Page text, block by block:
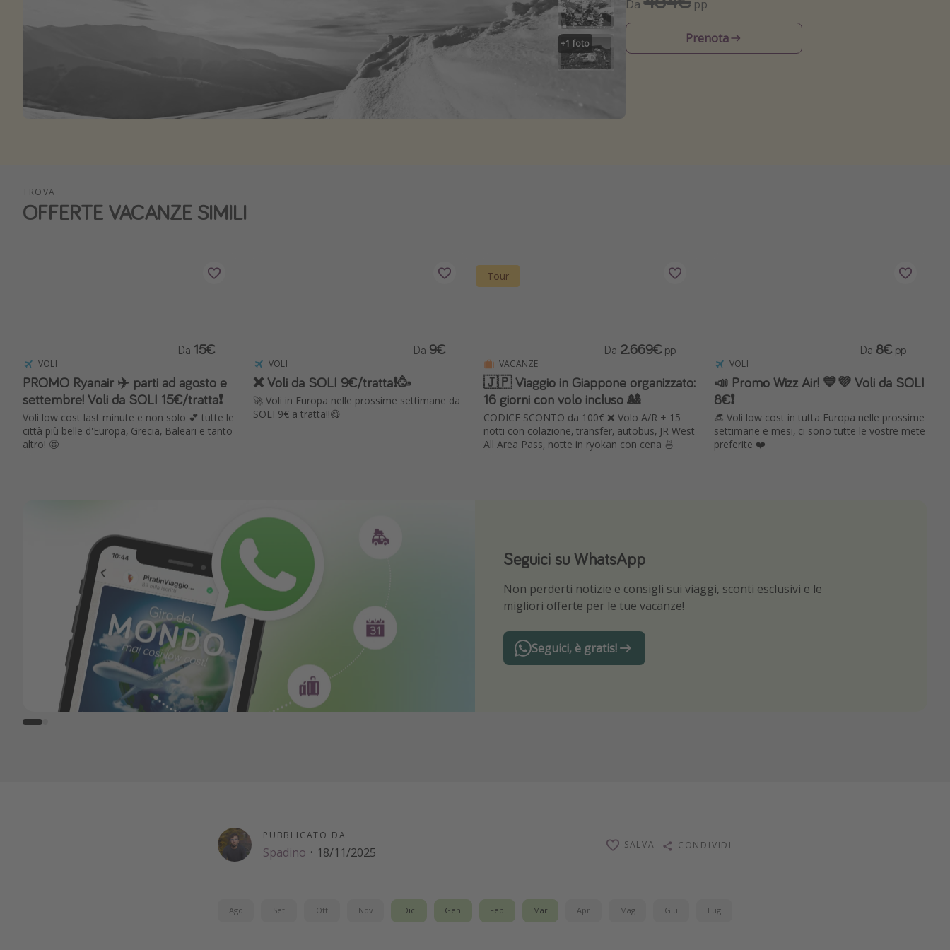
+1 foto
Da pp
Prenota
TROVA
OFFERTE VACANZE SIMILI
VOLI
PROMO Ryanair ✈️ parti ad agosto e
settembre! Voli da SOLI 15€/tratta❗️
Voli low cost last minute e non solo 💕 tutte le
città più belle d'Europa, Grecia, Baleari e tanto
altro! 🤩
Da 15€
VOLI
❌ Voli da SOLI 9€/tratta❗️🥳
🚀 Voli in Europa nelle prossime settimane da
SOLI 9€ a tratta!!😋
Da 9€
Tour
VACANZE
🇯🇵 Viaggio in Giappone organizzato:
16 giorni con volo incluso 🎎
CODICE SCONTO da 100€ ❌ Volo A/R + 15
notti con colazione, transfer, autobus, JR West
All Area Pass, notte in ryokan con cena 🍜
Da 2.669€ pp
VOLI
📣 Promo Wizz Air! 💙💜 Voli da SOLI
8€❗️
👒 Voli low cost in tutta Europa nelle prossime
settimane e mesi, ci sono tutte le vostre mete
preferite ❤️
Da 8€ pp
Seguici su WhatsApp
Non perderti notizie e consigli sui viaggi, sconti esclusivi e le
migliori offerte per le tue vacanze!
Seguici, è gratis!
Scarica la nostra App
Sii il primo a conoscere le migliori offerte di viaggio
PUBBLICATO DA
Spadino · 18/11/2025
SALVA CONDIVIDI
Ago Set Ott Nov Dic Gen Feb Mar Apr Mag Giu Lug